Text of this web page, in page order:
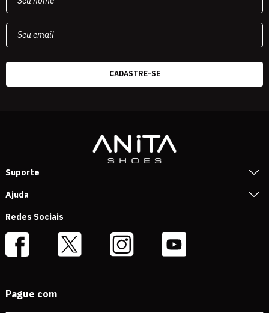
Suporte
Ajuda
Redes Sociais
Pague com